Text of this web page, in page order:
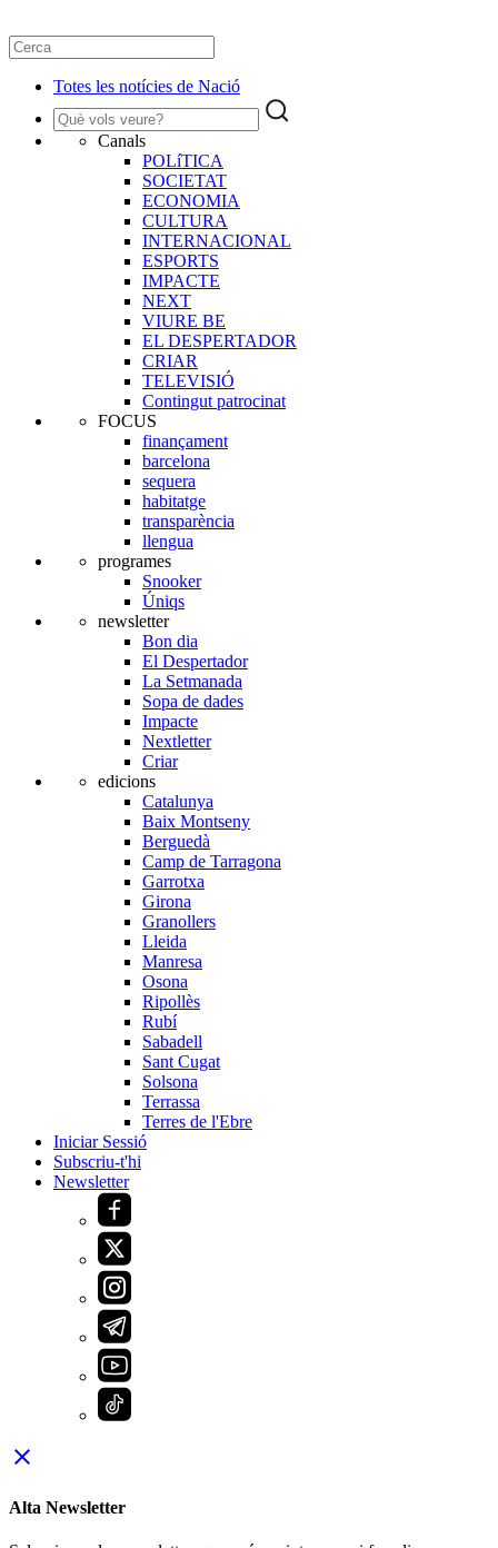
Totes les notícies de Nació
Canals
POLíTICA
SOCIETAT
ECONOMIA
CULTURA
INTERNACIONAL
ESPORTS
IMPACTE
NEXT
VIURE BE
EL DESPERTADOR
CRIAR
TELEVISIÓ
Contingut patrocinat
FOCUS
finançament
barcelona
sequera
habitatge
transparència
llengua
programes
Snooker
Úniqs
newsletter
Bon dia
El Despertador
La Setmanada
Sopa de dades
Impacte
Nextletter
Criar
edicions
Catalunya
Baix Montseny
Berguedà
Camp de Tarragona
Garrotxa
Girona
Granollers
Lleida
Manresa
Osona
Ripollès
Rubí
Sabadell
Sant Cugat
Solsona
Terrassa
Terres de l'Ebre
Iniciar Sessió
Subscriu-t'hi
Newsletter
close
Alta Newsletter